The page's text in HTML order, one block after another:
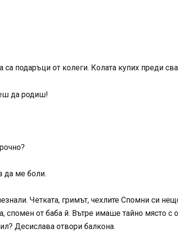
подаръци от колеги. Колата купих преди
да родиш!
да ме боли.
Четката, гримът, чехлите Спомни си
спомен от баба й. Вътре имаше тайно място
Десислава отвори балкона.